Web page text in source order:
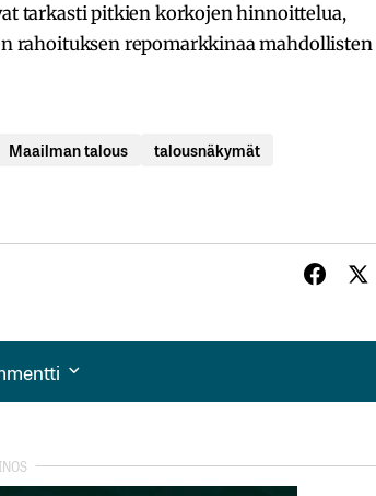
tarkasti pitkien korkojen hinnoittelua,
rahoituksen repomarkkinaa mahdollisten
Maailman talous
talousnäkymät